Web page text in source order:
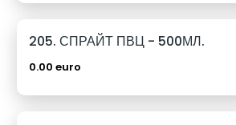
205. СПРАЙТ ПВЦ - 500МЛ.
0.00 euro